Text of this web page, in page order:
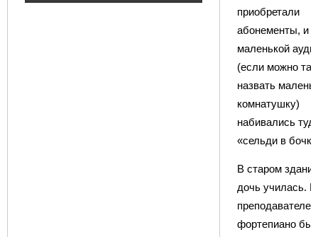
приобретали
абонементы, и в
маленькой
(если можно так
назвать
комнатушку)
набивались
«сельди в
В старом
дочь училась.
фортепиано